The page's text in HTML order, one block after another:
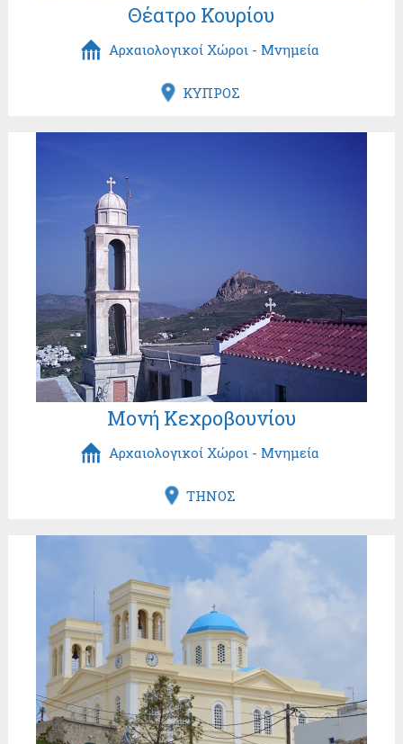
Θέατρο Κουρίου
Αρχαιολογικοί Χώροι - Μνημεία
ΚΥΠΡΟΣ
Μονή Κεχροβουνίου
Αρχαιολογικοί Χώροι - Μνημεία
ΤΗΝΟΣ